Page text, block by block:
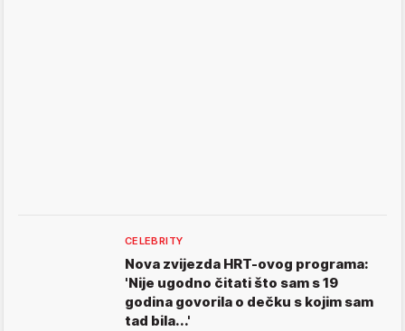
CELEBRITY
Nova zvijezda HRT-ovog programa:
'Nije ugodno čitati što sam s 19
godina govorila o dečku s kojim sam
tad bila...'